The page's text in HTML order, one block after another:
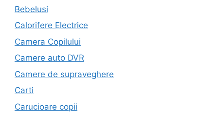
Bebelusi
Calorifere Electrice
Camera Copilului
Camere auto DVR
Camere de supraveghere
Carti
Carucioare copii